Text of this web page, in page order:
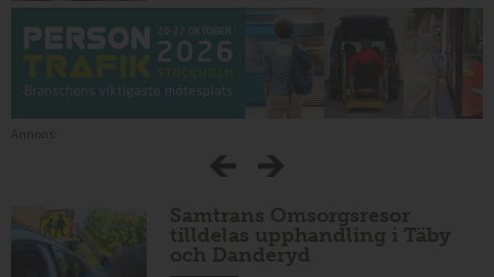
Samtrans Omsorgsresor
tilldelas upphandling i Täby
och Danderyd